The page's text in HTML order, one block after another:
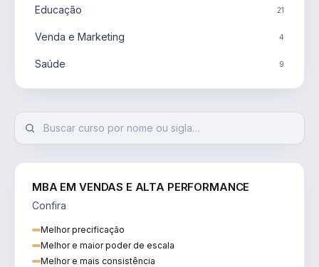
Educação 21
Venda e Marketing 4
Saúde 9
MBA EM VENDAS E ALTA PERFORMANCE
Confira
Melhor precificação
Melhor e maior poder de escala
Melhor e mais consistência